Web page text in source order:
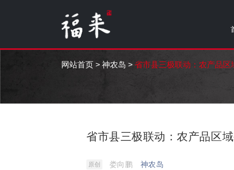
网站首页 > 神农岛 > 省市县三极联动：农产品
省市县三极联动：农产品区
原创 娄向鹏 神农岛